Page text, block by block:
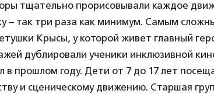
тщательно прорисовывали каждое
– так три раза как минимум. Самым
Крысы, у которой живет главный
дублировали ученики инклюзивной
в прошлом году. Дети от 7 до 17 лет
и сценическому движению. Старшая